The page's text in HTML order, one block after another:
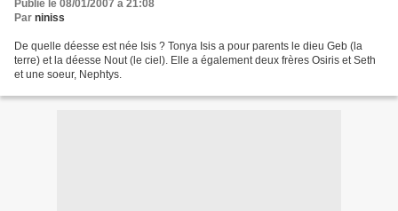
Publié le 08/01/2007 à 21:08
Par niniss
De quelle déesse est née Isis ? Tonya Isis a pour parents le dieu Geb (la
terre) et la déesse Nout (le ciel). Elle a également deux frères Osiris et Seth
et une soeur, Nephtys.